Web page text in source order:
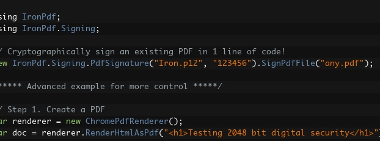
IronPdf ;
IronPdf . Signing ;
Cryptographically sign an existing PDF in 1 line of code!
IronPdf . Signing . PdfSignature( "Iron.p12" , "123456" ). SignPdfFile( "any.pdf" );
Advanced example for more control *****/
Step 1. Create a PDF
renderer = new ChromePdfRenderer();
doc = renderer . RenderHtmlAsPdf( "<h1>Testing 2048 bit digital security</h1>"